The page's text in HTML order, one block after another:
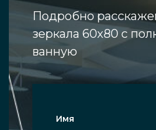
Подробно
зеркала 60х80 с
ванную